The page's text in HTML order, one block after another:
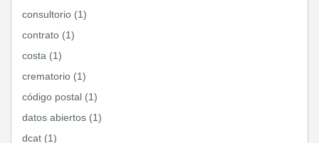
consultorio (1)
contrato (1)
costa (1)
crematorio (1)
código postal (1)
datos abiertos (1)
dcat (1)